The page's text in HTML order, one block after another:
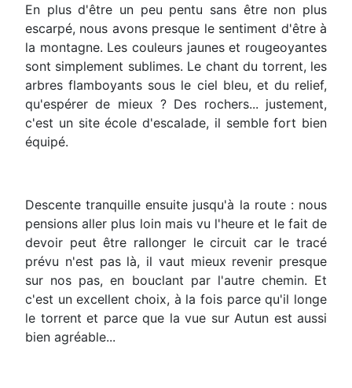
En plus d'être un peu pentu sans être non plus
escarpé, nous avons presque le sentiment d'être à
la montagne. Les couleurs jaunes et rougeoyantes
sont simplement sublimes. Le chant du torrent, les
arbres flamboyants sous le ciel bleu, et du relief,
qu'espérer de mieux ? Des rochers... justement,
c'est un site école d'escalade, il semble fort bien
équipé.
Descente tranquille ensuite jusqu'à la route : nous
pensions aller plus loin mais vu l'heure et le fait de
devoir peut être rallonger le circuit car le tracé
prévu n'est pas là, il vaut mieux revenir presque
sur nos pas, en bouclant par l'autre chemin. Et
c'est un excellent choix, à la fois parce qu'il longe
le torrent et parce que la vue sur Autun est aussi
bien agréable...